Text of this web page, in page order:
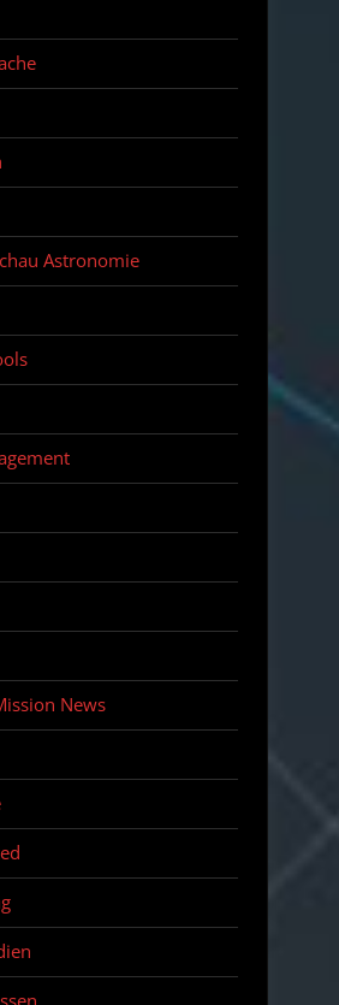
Astronomie
News